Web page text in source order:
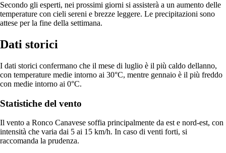
Secondo gli esperti, nei prossimi giorni si assisterà a un aumento delle
temperature con cieli sereni e brezze leggere. Le precipitazioni sono
attese per la fine della settimana.
Dati storici
I dati storici confermano che il mese di luglio è il più caldo dellanno,
con temperature medie intorno ai 30°C, mentre gennaio è il più freddo
con medie intorno ai 0°C.
Statistiche del vento
Il vento a Ronco Canavese soffia principalmente da est e nord-est, con
intensità che varia dai 5 ai 15 km/h. In caso di venti forti, si
raccomanda la prudenza.